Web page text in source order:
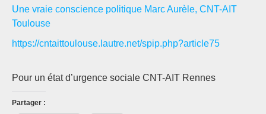
Une vraie conscience politique Marc Aurèle, CNT-AIT
Toulouse
https://cntaittoulouse.lautre.net/spip.php?article75
Pour un état d’urgence sociale CNT-AIT Rennes
Partager :